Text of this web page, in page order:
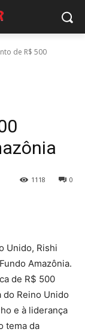
de R$ 500
0
1118
Unido, Rishi
Amazônia.
de R$ 500
Reino Unido
e à liderança
tema da